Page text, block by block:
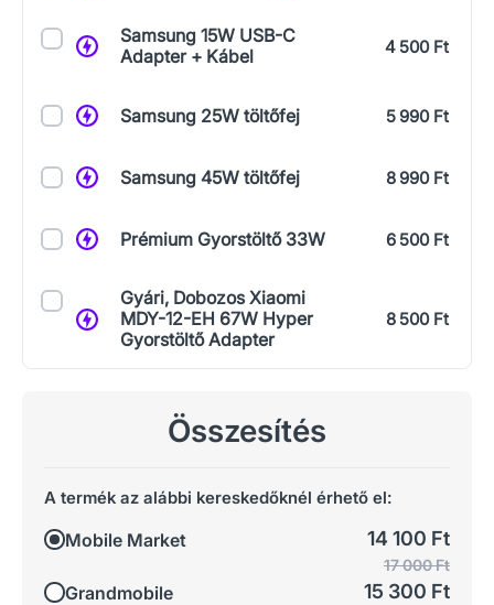
Samsung 15W USB-C
Adapter + Kábel
4 500 Ft
Samsung 25W töltőfej 5 990 Ft
Samsung 45W töltőfej 8 990 Ft
Prémium Gyorstöltő 33W 6 500 Ft
Gyári, Dobozos Xiaomi
MDY-12-EH 67W Hyper
Gyorstöltő Adapter
8 500 Ft
Összesítés
A termék az alábbi kereskedőknél érhető el:
Mobile Market 14 100 Ft
Grandmobile
17 000 Ft
15 300 Ft